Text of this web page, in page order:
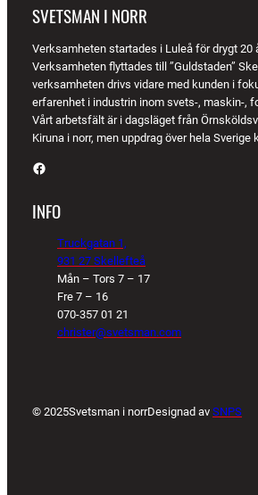
SVETSMAN I NORR
Verksamheten startades i Luleå för drygt 20
Verksamheten flyttades till ”Guldstaden”
verksamheten drivs vidare med kunden i
erfarenhet i industrin inom svets-, maskin-,
Vårt arbetsfält är i dagsläget från
Kiruna i norr, men uppdrag över hela Sverige
Facebook
INFO
Truckgatan 1,
931 27 Skellefteå
Mån – Tors 7 – 17
Fre 7 – 16
070-357 01 21
christer@svetsman.com
© 2025Svetsman i norrDesignad av SNPS